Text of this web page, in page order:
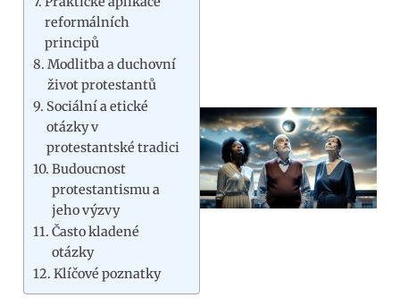
reformálních
principů
Modlitba a duchovní
život protestantů
Sociální a etické
otázky v
protestantské tradici
Budoucnost
protestantismu a
jeho výzvy
Často kladené
otázky
Klíčové poznatky